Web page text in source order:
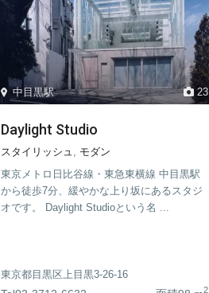
23
中目黒駅
Daylight Studio
スタイリッシュ
モダン
東京メトロ日比谷線・東急東横線 中目黒駅
から徒歩7分、緩やかな上り坂にあるスタジ
オです。 Daylight Studioという名 ...
東京都目黒区上目黒3-26-16
2